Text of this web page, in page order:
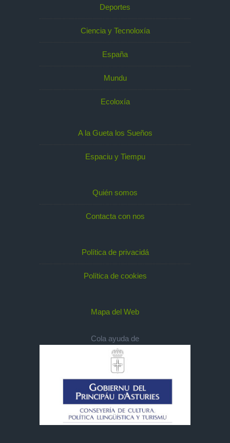
Deportes
Ciencia y Tecnoloxía
España
Mundu
Ecoloxía
A la Gueta los Sueños
Espaciu y Tiempu
Quién somos
Contacta con nos
Política de privacidá
Política de cookies
Mapa del Web
Cola ayuda de